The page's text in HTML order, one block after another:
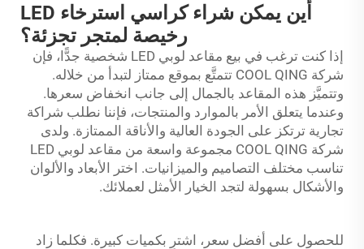
أين يمكن شراء كراسي استرخاء LED
رخيصة لمتجر تجزئة؟
إذا كنت ترغب في بيع مقاعد لوبي LED شخصية جدًّا، فإن
شركة COOL QING تتمتَّع بموقع ممتاز لتبدأ من خلاله.
وتتميَّز هذه المقاعد بالجمال إلى جانب انخفاض سعرها.
وعندما يتعلق الأمر بالموارد والمنتجات، فإننا نطلب شراكة
تجارية ترتكز على الجودة العالية والأناقة الممتازة. ولدى
شركة COOL QING مجموعة واسعة من مقاعد لوبي LED
تناسب مختلف التصاميم والميزانيات. اختر الأبعاد والألوان
والأشكال بسهولة لتجد الخيار الأمثل لعملائك.
للحصول على أفضل سعر، اشترِ بكميات كبيرة. فكلما زاد